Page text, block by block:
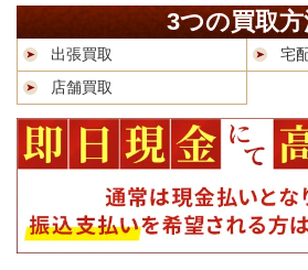
3つの買取
出張買取
宅
店舗買取